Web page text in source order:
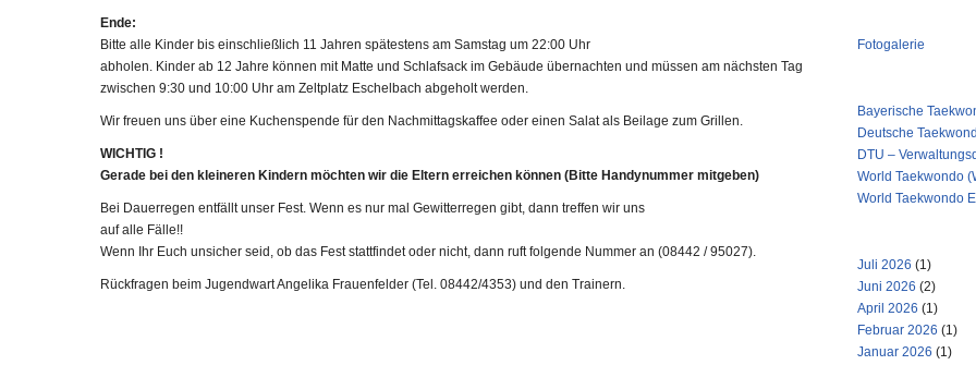
Ende:
Bitte alle Kinder bis einschließlich 11 Jahren spätestens am Samstag um 22:00 Uhr
abholen. Kinder ab 12 Jahre können mit Matte und Schlafsack im Gebäude übernachten und müssen am nächsten Tag
zwischen 9:30 und 10:00 Uhr am Zeltplatz Eschelbach abgeholt werden.
Wir freuen uns über eine Kuchenspende für den Nachmittagskaffee oder einen Salat als Beilage zum Grillen.
WICHTIG !
Gerade bei den kleineren Kindern möchten wir die Eltern erreichen können (Bitte Handynummer mitgeben)
Bei Dauerregen entfällt unser Fest. Wenn es nur mal Gewitterregen gibt, dann treffen wir uns
auf alle Fälle!!
Wenn Ihr Euch unsicher seid, ob das Fest stattfindet oder nicht, dann ruft folgende Nummer an (08442 / 95027).
Rückfragen beim Jugendwart Angelika Frauenfelder (Tel. 08442/4353) und den Trainern.
Fotogalerie
Bayerische
Deutsche
DTU –
World Taekwondo
World Taekwondo
Juli 2026 (1)
Juni 2026 (2)
April 2026 (1)
Februar 2026 (1)
Januar 2026 (1)